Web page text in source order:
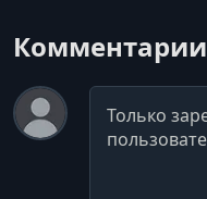
Комментарии
Комментарий